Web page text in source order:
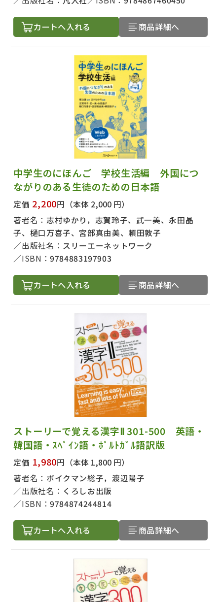
カートへ入れる 商品詳細へ
中学生のにほんご 学校生活編 外国につ
ながりのある生徒のための日本語
定価 2,200円 （本体 2,000 円）
著者名： 志村ゆかり，志賀玲子、武一美、永田晶
子、樋口万喜子、宮部真由美、頼田敦子
出版社名： スリーエーネットワーク
ISBN：9784883197903
カートへ入れる 商品詳細へ
ストーリーで覚える漢字Ⅱ 301-500 英語・
韓国語・ｽﾍﾟｲﾝ語・ﾎﾟﾙﾄｶﾞﾙ語訳版
定価 1,980円 （本体 1,800 円）
著者名： ボイクマン総子，渡辺陽子
出版社名： くろしお出版
ISBN：9784874244814
カートへ入れる 商品詳細へ